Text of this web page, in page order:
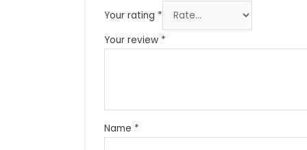
Your rating *
Your review *
Name *